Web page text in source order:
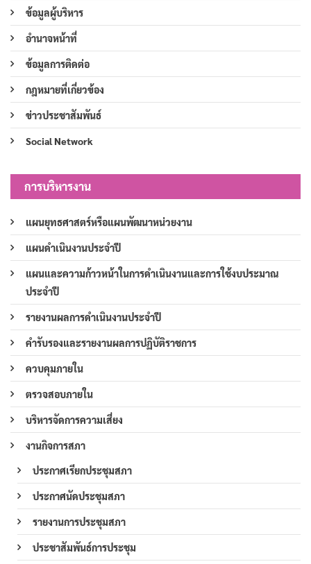
ข้อมูลผู้บริหาร
อำนาจหน้าที่
ข้อมูลการติดต่อ
กฎหมายที่เกี่ยวข้อง
ข่าวประชาสัมพันธ์
Social Network
การบริหารงาน
แผนยุทธศาสตร์หรือแผนพัฒนาหน่วยงาน
แผนดำเนินงานประจำปี
แผนและความก้าวหน้าในการดำเนินงานและการใช้งบประมาณ
ประจำปี
รายงานผลการดำเนินงานประจำปี
คำรับรองและรายงานผลการปฏิบัติราชการ
ควบคุมภายใน
ตรวจสอบภายใน
บริหารจัดการความเสี่ยง
งานกิจการสภา
ประกาศเรียกประชุมสภา
ประกาศนัดประชุมสภา
รายงานการประชุมสภา
ประชาสัมพันธ์การประชุม